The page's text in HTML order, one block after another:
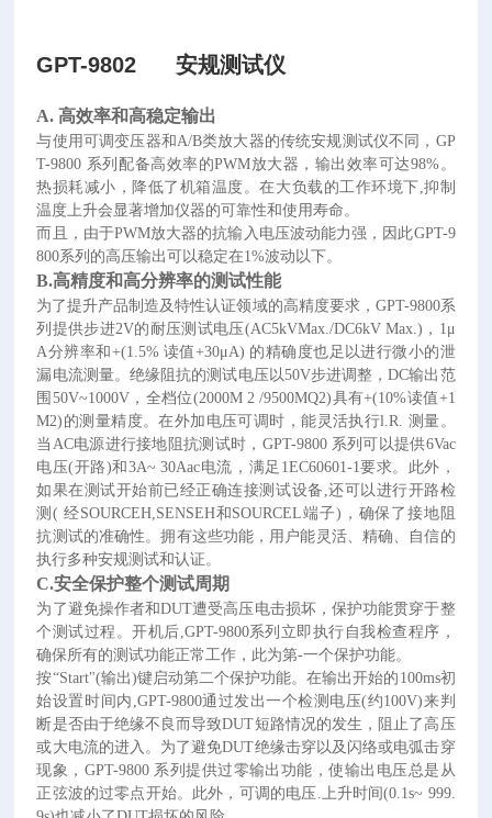
GPT-9802 安规测试仪
A.高效率和高稳定输出
与使用可调变压器和A/B类放大器的传统安规测试仪不同，GP
T-9800 系列配备高效率的PWM放大器，输出效率可达98%。
热损耗减小，降低了机箱温度。在大负载的工作环境下,抑制
温度上升会显著增加仪器的可靠性和使用寿命。
而且，由于PWM放大器的抗输入电压波动能力强，因此GPT-9
800系列的高压输出可以稳定在1%波动以下。
B.高精度和高分辨率的测试性能
为了提升产品制造及特性认证领域的高精度要求， GPT-9800系
列提供步进2V的耐压测试电压(AC5kVMax./DC6kV Max.)，1μ
A分辨率和+(1.5% 读值+30μA) 的精确度也足以进行微小的泄
漏电流测量。绝缘阻抗的测试电压以50V步进调整，DC输出范
围50V~1000V，全档位(2000M 2 /9500MQ2)具有+(10%读值+1
M2)的测量精度。在外加电压可调时，能灵活执行l.R. 测量。
当AC电源进行接地阻抗测试时，GPT-9800 系列可以提供6Vac
电压(开路)和3A~ 30Aac电流，满足1EC60601-1要求。此外，
如果在测试开始前已经正确连接测试设备,还可以进行开路检
测( 经SOURCEH,SENSEH和SOURCEL端子)，确保了接地阻
抗测试的准确性。拥有这些功能，用户能灵活、精确、自信的
执行多种安规测试和认证。
C.安全保护整个测试周期
为了避免操作者和DUT遭受高压电击损坏，保护功能贯穿于整
个测试过程。开机后,GPT-9800系列立即执行自我检查程序，
确保所有的测试功能正常工作，此为第-一个保护功能。
按“Start"(输出)键启动第二个保护功能。在输出开始的100ms初
始设置时间内,GPT-9800通过发出一个检测电压(约100V)来判
断是否由于绝缘不良而导致DUT短路情况的发生，阻止了高压
或大电流的进入。为了避免DUT绝缘击穿以及闪络或电弧击穿
现象，GPT-9800 系列提供过零输出功能，使输出电压总是从
正弦波的过零点开始。此外，可调的电压.上升时间(0.1s~ 999.